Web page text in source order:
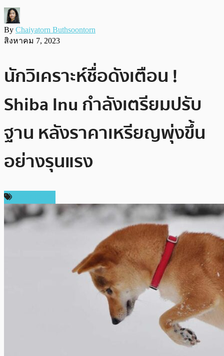
By Chaiyatorn Buthsoontorn
สิงหาคม 7, 2023
นักวิเคราะห์ชื่อดังเตือน !
Shiba Inu กำลังเตรียมปรับ
ฐาน หลังราคาเหรียญพุ่งขึ้น
อย่างรุนแรง